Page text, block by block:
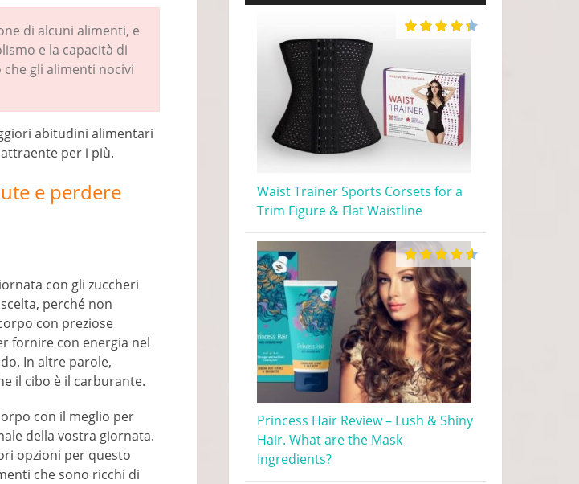
di alcuni alimenti, e
e la capacità di
gli alimenti nocivi
abitudini alimentari
per i più.
e perdere
con gli zuccheri
perché non
con preziose
fornire con energia nel
In altre parole,
il cibo è il carburante.
con il meglio per
della vostra giornata.
opzioni per questo
che sono ricchi di
Waist Trainer Sports Corsets for a
Trim Figure & Flat Waistline
Princess Hair Review – Lush & Shiny
Hair. What are the Mask
Ingredients?